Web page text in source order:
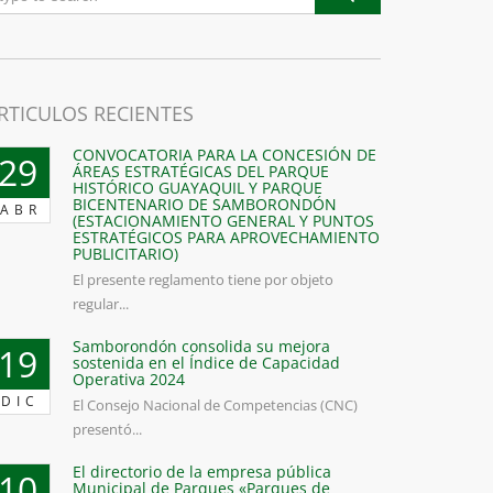
RECIENTES
ABR
CONVOCATORIA PARA LA CONCESIÓN DE
ÁREAS ESTRATÉGICAS DEL PARQUE
HISTÓRICO GUAYAQUIL Y PARQUE
BICENTENARIO DE SAMBORONDÓN
(ESTACIONAMIENTO GENERAL Y PUNTOS
ESTRATÉGICOS PARA APROVECHAMIENTO
PUBLICITARIO)
El presente reglamento tiene por objeto
regular...
DIC
Samborondón consolida su mejora
sostenida en el Índice de Capacidad
Operativa 2024
El Consejo Nacional de Competencias (CNC)
presentó...
El directorio de la empresa pública
Municipal de Parques «Parques de